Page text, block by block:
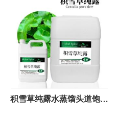
积雪草纯露水蒸馏头道饱和